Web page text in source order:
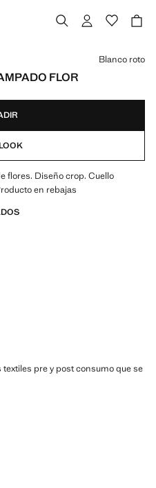
FLOR
Blanco roto
flores. Diseño crop. Cuello
en rebajas
pre y post consumo que se